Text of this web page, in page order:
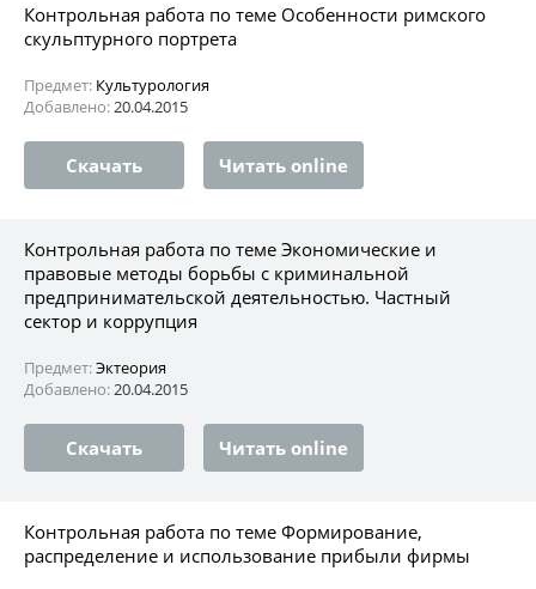
Контрольная работа по теме Особенности римского
скульптурного портрета
Предмет: Культурология
Добавлено:20.04.2015
Скачать Читать online
Контрольная работа по теме Экономические и
правовые методы борьбы с криминальной
предпринимательской деятельностью. Частный
сектор и коррупция
Предмет:Эктеория
Добавлено:20.04.2015
Скачать Читать online
Контрольная работа по теме Формирование,
распределение и использование прибыли фирмы